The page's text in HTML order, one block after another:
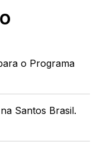
o Programa
Santos Brasil.